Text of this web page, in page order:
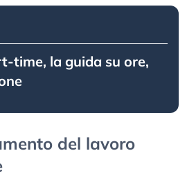
time, la guida su ore,
del lavoro